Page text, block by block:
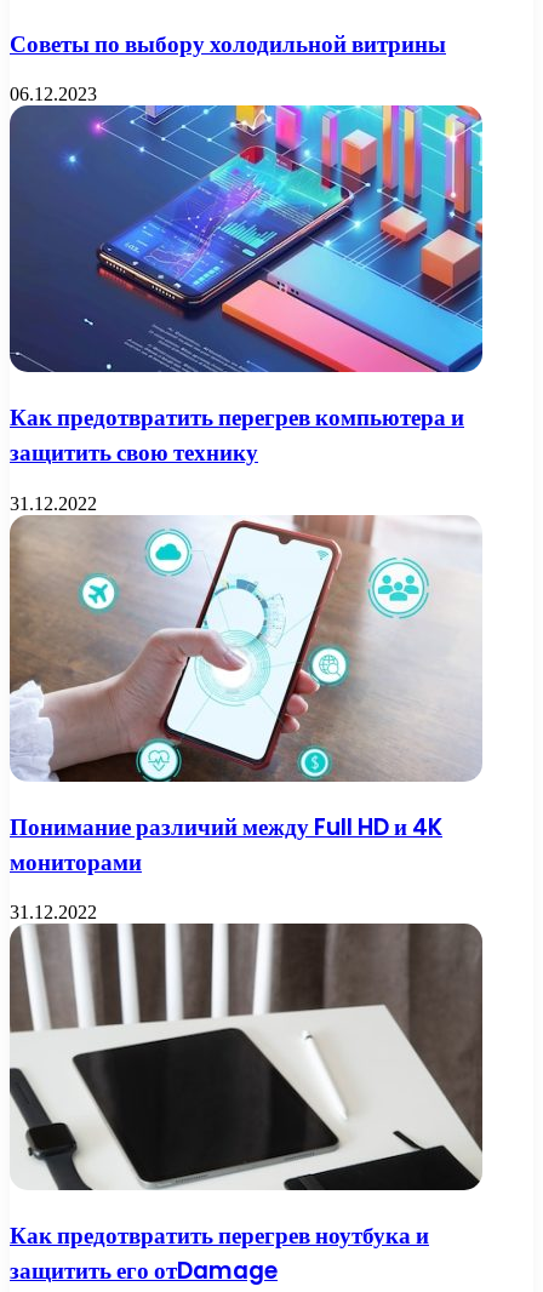
Советы по выбору холодильной витрины
06.12.2023
Как предотвратить перегрев компьютера и
защитить свою технику
31.12.2022
Понимание различий между Full HD и 4K
мониторами
31.12.2022
Как предотвратить перегрев ноутбука и
защитить его отDamage